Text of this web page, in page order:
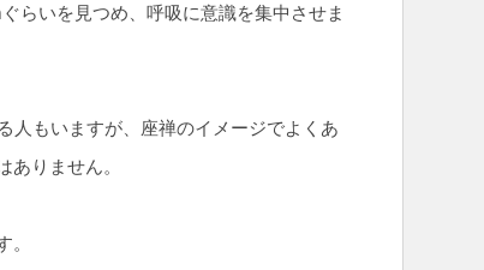
らいを見つめ、呼吸に意識を集中させま
人もいますが、座禅のイメージでよくあ
りません。
。